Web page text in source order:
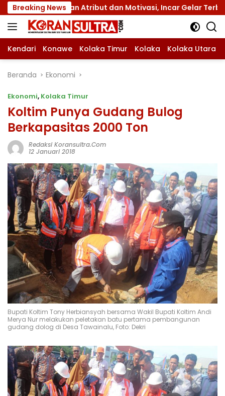
Langsung
ke
konten
Breaking News
Atribut dan Motivasi, Incar Gelar Terbaik di Sultra
Kendari Konawe Kolaka Timur Kolaka Kolaka Utara
Beranda Ekonomi
Ekonomi, Kolaka Timur
Koltim Punya Gudang Bulog
Berkapasitas 2000 Ton
Redaksi Koransultra.com
12 Januari 2018
Bupati Koltim Tony Herbiansyah bersama Wakil Bupati Koltim Andi
Merya Nur melakukan peletakan batu pertama pembangunan
gudang dolog di Desa Tawainalu, Foto: Dekri